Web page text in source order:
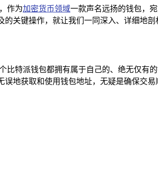
作为加密货币领域一款声名远扬的钱包，
关键操作，就让我们一同深入、详细地剖
特派钱包都拥有属于自己的、绝无仅有
地获取和使用钱包地址，无疑是确保交